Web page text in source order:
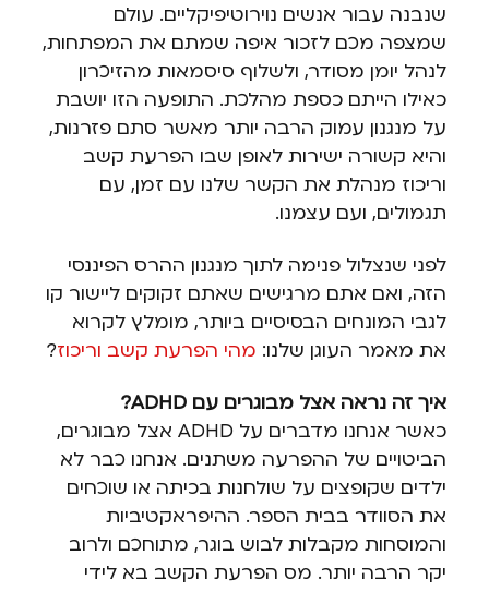
שנבנה עבור אנשים נוירוטיפיקליים. עולם
שמצפה מכם לזכור איפה שמתם את המפתחות,
לנהל יומן מסודר, ולשלוף סיסמאות מהזיכרון
כאילו הייתם כספת מהלכת. התופעה הזו יושבת
על מנגנון עמוק הרבה יותר מאשר סתם פזרנות,
והיא קשורה ישירות לאופן שבו הפרעת קשב
וריכוז מנהלת את הקשר שלנו עם זמן, עם
תגמולים, ועם עצמנו.
לפני שנצלול פנימה לתוך מנגנון ההרס הפיננסי
הזה, ואם אתם מרגישים שאתם זקוקים ליישור קו
לגבי המונחים הבסיסיים ביותר, מומלץ לקרוא
את מאמר העוגן שלנו: מהי הפרעת קשב וריכוז?
איך זה נראה אצל מבוגרים עם ADHD?
כאשר אנחנו מדברים על ADHD אצל מבוגרים,
הביטויים של ההפרעה משתנים. אנחנו כבר לא
ילדים שקופצים על שולחנות בכיתה או שוכחים
את הסוודר בבית הספר. ההיפראקטיביות
והמוסחות מקבלות לבוש בוגר, מתוחכם ולרוב
יקר הרבה יותר. מס הפרעת הקשב בא לידי